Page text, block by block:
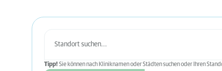
Tipp! Sie können nach Kliniknamen oder Städten suchen oder Ihren